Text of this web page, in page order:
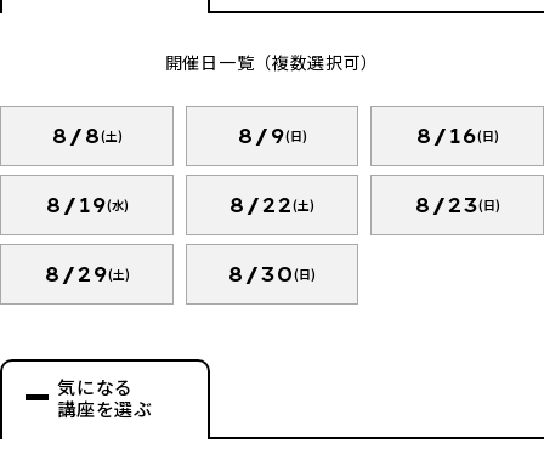
開催日一覧（複数選択可）
8/8(土) 8/9(日) 8/16(日)
8/19(水) 8/22(土) 8/23(日)
8/29(土) 8/30(日)
気になる
講座を選ぶ